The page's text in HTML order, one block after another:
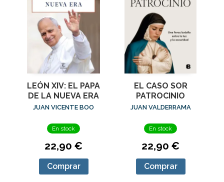
LEÓN XIV: EL PAPA
DE LA NUEVA ERA
JUAN VICENTE BOO
En stock
22,90 €
Comprar
EL CASO SOR
PATROCINIO
JUAN VALDERRAMA
En stock
22,90 €
Comprar